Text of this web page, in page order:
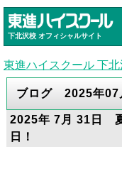
下北沢校 オフィシャルサイト
東進ハイスクール 下北
ブログ 2025年07
2025年 7月 31日
日！